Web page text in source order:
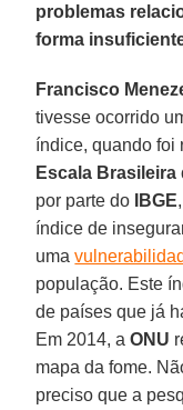
problemas
forma
Francisco
tivesse ocorrido
índice, quando foi
Escala
por parte do
IBGE
índice de
uma
população. Este
de países que já
Em 2014, aONU
mapa da fome.
preciso que a